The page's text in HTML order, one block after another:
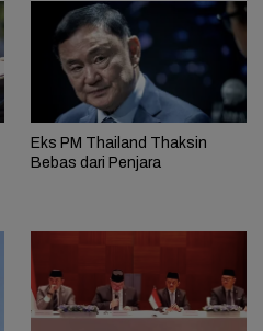
Eks PM Thailand Thaksin
Bebas dari Penjara